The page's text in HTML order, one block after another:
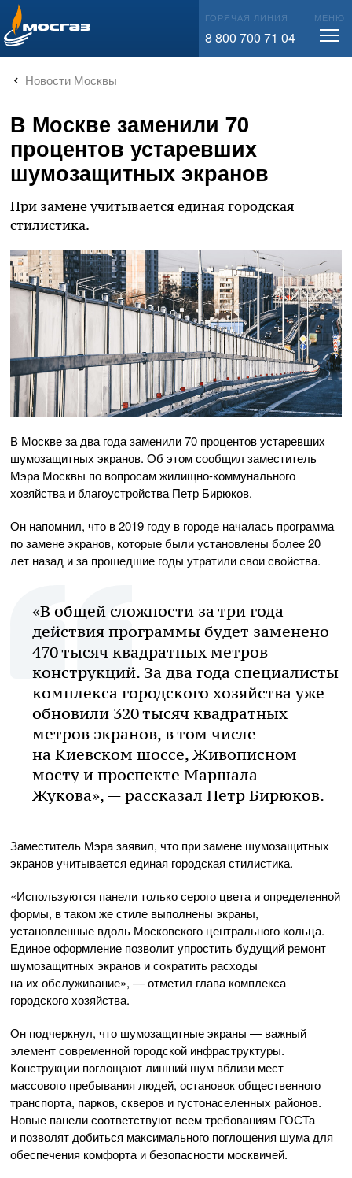
info@mos-gaz.ru ГОРЯЧАЯ ЛИНИЯ
8 800 700 71 04
МЕНЮ
Новости Москвы
В Москве заменили 70
процентов устаревших
шумозащитных экранов
При замене учитывается единая городская
стилистика.
В Москве за два года заменили 70 процентов устаревших
шумозащитных экранов. Об этом сообщил заместитель
Мэра Москвы по вопросамжилищно-коммунального
хозяйства и благоустройства Петр Бирюков.
Он напомнил, что в 2019 году в городе началась программа
по замене экранов, которые были установлены более 20
лет назад и за прошедшие годы утратили свои свойства.
«В общей сложности за три года
действия программы будет заменено
470 тысяч квадратных метров
конструкций. За два года специалисты
комплекса городского хозяйства уже
обновили 320 тысяч квадратных
метров экранов, в том числе
на Киевском шоссе, Живописном
мосту и проспекте Маршала
Жукова», — рассказал Петр Бирюков.
Заместитель Мэра заявил, что при замене шумозащитных
экранов учитывается единая городская стилистика.
«Используются панели только серого цвета и определенной
формы, в таком же стиле выполнены экраны,
установленные вдоль Московского центрального кольца.
Единое оформление позволит упростить будущий ремонт
шумозащитных экранов и сократить расходы
на их обслуживание», — отметил глава комплекса
городского хозяйства.
Он подчеркнул, что шумозащитные экраны — важный
элемент современной городской инфраструктуры.
Конструкции поглощают лишний шум вблизи мест
массового пребывания людей, остановок общественного
транспорта, парков, скверов и густонаселенных районов.
Новые панели соответствуют всем требованиям ГОСТа
и позволят добиться максимального поглощения шума для
обеспечения комфорта и безопасности москвичей.